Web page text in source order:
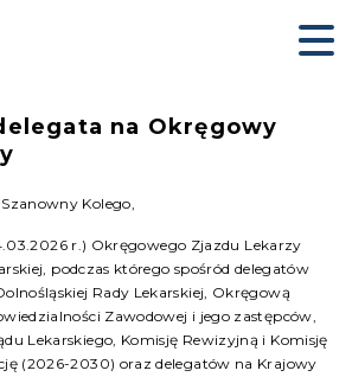
na Okręgowy
Kolego,
r.) Okręgowego Zjazdu Lekarzy
podczas którego spośród delegatów
Rady Lekarskiej, Okręgową
Zawodowej i jego zastępców,
Lekarskiego, Komisję Rewizyjną i Komisję
(2026-2030) oraz delegatów na Krajowy